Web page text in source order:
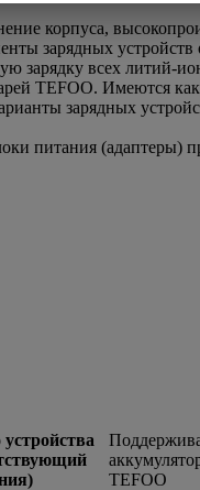
корпуса,
зарядных устройств
зарядку всех литий-
TEFOO. Имеются
зарядных
питания (адаптеры)
TEFOO